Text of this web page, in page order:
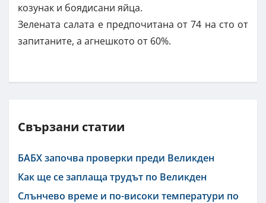
козунак и боядисани яйца.
Зелената салата е предпочитана от 74 на сто от
запитаните, а агнешкото от 60%.
Свързани статии
БАБХ започва проверки преди Великден
Как ще се заплащa трудът по Великден
Слънчево време и по-високи температури по